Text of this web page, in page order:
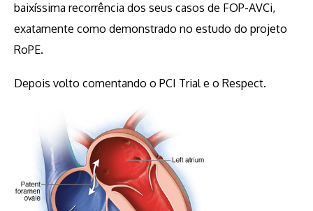
baixíssima recorrência dos seus casos de FOP-AVCi,
exatamente como demonstrado no estudo do projeto
RoPE.
Depois volto comentando o PCI Trial e o Respect.